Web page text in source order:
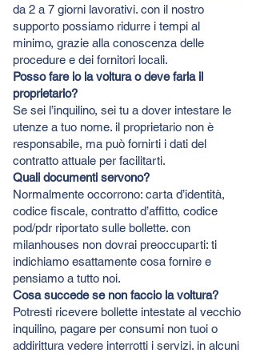
da 2 a 7 giorni lavorativi. con il nostro
supporto possiamo ridurre i tempi al
minimo, grazie alla conoscenza delle
procedure e dei fornitori locali.
Posso fare io la voltura o deve farla il
proprietario?
Se sei l’inquilino, sei tu a dover intestare le
utenze a tuo nome. il proprietario non è
responsabile, ma può fornirti i dati del
contratto attuale per facilitarti.
Quali documenti servono?
Normalmente occorrono: carta d’identità,
codice fiscale, contratto d’affitto, codice
pod/pdr riportato sulle bollette. con
milanhouses non dovrai preoccuparti: ti
indichiamo esattamente cosa fornire e
pensiamo a tutto noi.
Cosa succede se non faccio la voltura?
Potresti ricevere bollette intestate al vecchio
inquilino, pagare per consumi non tuoi o
addirittura vedere interrotti i servizi. in alcuni